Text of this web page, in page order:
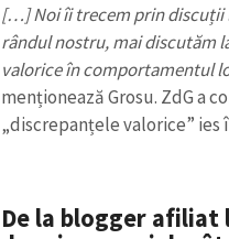
[…] Noi îi trecem prin discuții
rândul nostru, mai discutăm
valorice în comportamentul
menționează Grosu. ZdG a
„discrepanțele valorice” ies
De la blogger